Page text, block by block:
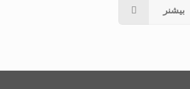
بیشنر